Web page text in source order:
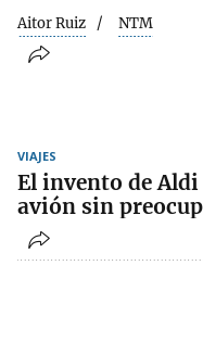
Aitor Ruiz NTM
VIAJES
El invento de
avión sin